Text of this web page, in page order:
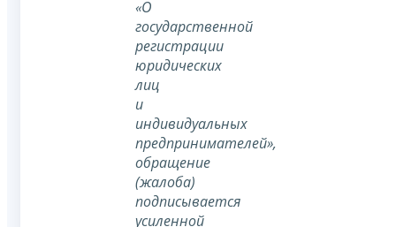
«О
государственной
регистрации
юридических
лиц
и
индивидуальных
предпринимателей»,
обращение
(жалоба)
подписывается
усиленной